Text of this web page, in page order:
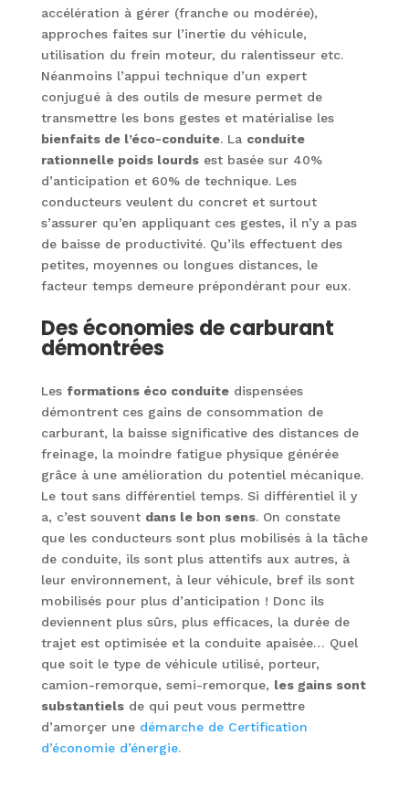
accélération à gérer (franche ou modérée),
approches faites sur l’inertie du véhicule,
utilisation du frein moteur, du ralentisseur etc.
Néanmoins l’appui technique d’un expert
conjugué à des outils de mesure permet de
transmettre les bons gestes et matérialise les
bienfaits de l’éco-conduite. La conduite
rationnelle poids lourdsest basée sur 40%
d’anticipation et 60% de technique. Les
conducteurs veulent du concret et surtout
s’assurer qu’en appliquant ces gestes, il n’y a pas
de baisse de productivité. Qu’ils effectuent des
petites, moyennes ou longues distances, le
facteur temps demeure prépondérant pour eux.
Des économies de carburant
démontrées
Les formations éco conduitedispensées
démontrent ces gains de consommation de
carburant, la baisse significative des distances de
freinage, la moindre fatigue physique générée
grâce à une amélioration du potentiel mécanique.
Le tout sans différentiel temps. Si différentiel il y
a, c’est souvent dans le bon sens. On constate
que les conducteurs sont plus mobilisés à la tâche
de conduite, ils sont plus attentifs aux autres, à
leur environnement, à leur véhicule, bref ils sont
mobilisés pour plus d’anticipation ! Donc ils
deviennent plus sûrs, plus efficaces, la durée de
trajet est optimisée et la conduite apaisée… Quel
que soit le type de véhicule utilisé, porteur,
camion-remorque, semi-remorque, les gains sont
substantielsde qui peut vous permettre
d’amorçer une démarche de Certification
d’économie d’énergie.